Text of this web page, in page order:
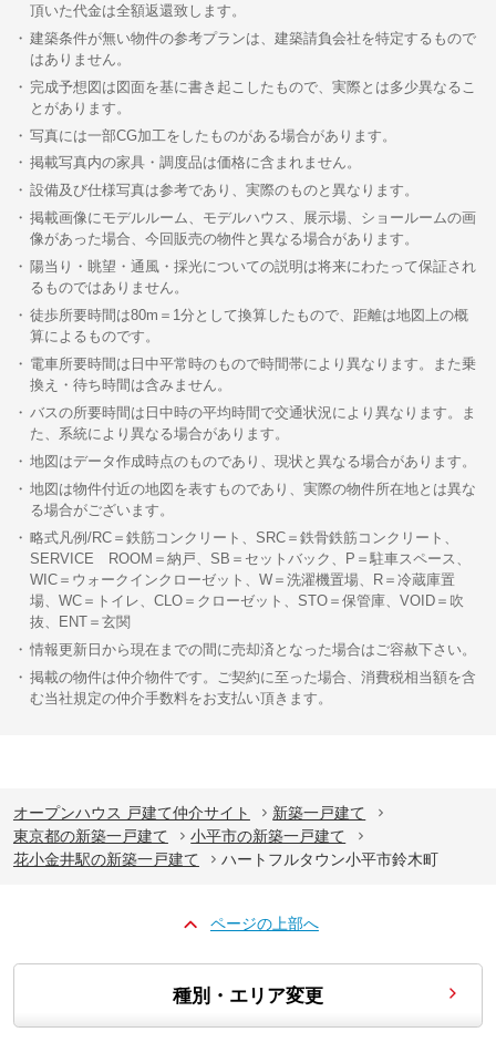
頂いた代金は全額返還致します。
建築条件が無い物件の参考プランは、建築請負会社を特定するもので
はありません。
完成予想図は図面を基に書き起こしたもので、実際とは多少異なるこ
とがあります。
写真には一部CG加工をしたものがある場合があります。
掲載写真内の家具・調度品は価格に含まれません。
設備及び仕様写真は参考であり、実際のものと異なります。
掲載画像にモデルルーム、モデルハウス、展示場、ショールームの画
像があった場合、今回販売の物件と異なる場合があります。
陽当り・眺望・通風・採光についての説明は将来にわたって保証され
るものではありません。
徒歩所要時間は80m＝1分として換算したもので、距離は地図上の概
算によるものです。
電車所要時間は日中平常時のもので時間帯により異なります。また乗
換え・待ち時間は含みません。
バスの所要時間は日中時の平均時間で交通状況により異なります。ま
た、系統により異なる場合があります。
地図はデータ作成時点のものであり、現状と異なる場合があります。
地図は物件付近の地図を表すものであり、実際の物件所在地とは異な
る場合がございます。
略式凡例/RC＝鉄筋コンクリート、SRC＝鉄骨鉄筋コンクリート、
SERVICE ROOM＝納戸、SB＝セットバック、P＝駐車スペース、
WIC＝ウォークインクローゼット、W＝洗濯機置場、R＝冷蔵庫置
場、WC＝トイレ、CLO＝クローゼット、STO＝保管庫、VOID＝吹
抜、ENT＝玄関
情報更新日から現在までの間に売却済となった場合はご容赦下さい。
掲載の物件は仲介物件です。ご契約に至った場合、消費税相当額を含
む当社規定の仲介手数料をお支払い頂きます。
オープンハウス 戸建て仲介サイト
新築一戸建て
東京都の新築一戸建て
小平市の新築一戸建て
花小金井駅の新築一戸建て
ハートフルタウン小平市鈴木町
ページの上部へ
種別・エリア変更